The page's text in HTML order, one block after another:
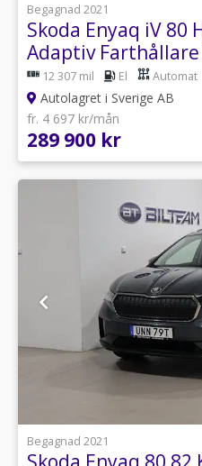
Begagnad 2021
Skoda Enyaq iV 80
Adaptiv
12 307 mil El Automat
Autolagret i Sverige AB
fr. 4 697 kr/mån
289 900 kr
Begagnad 2021